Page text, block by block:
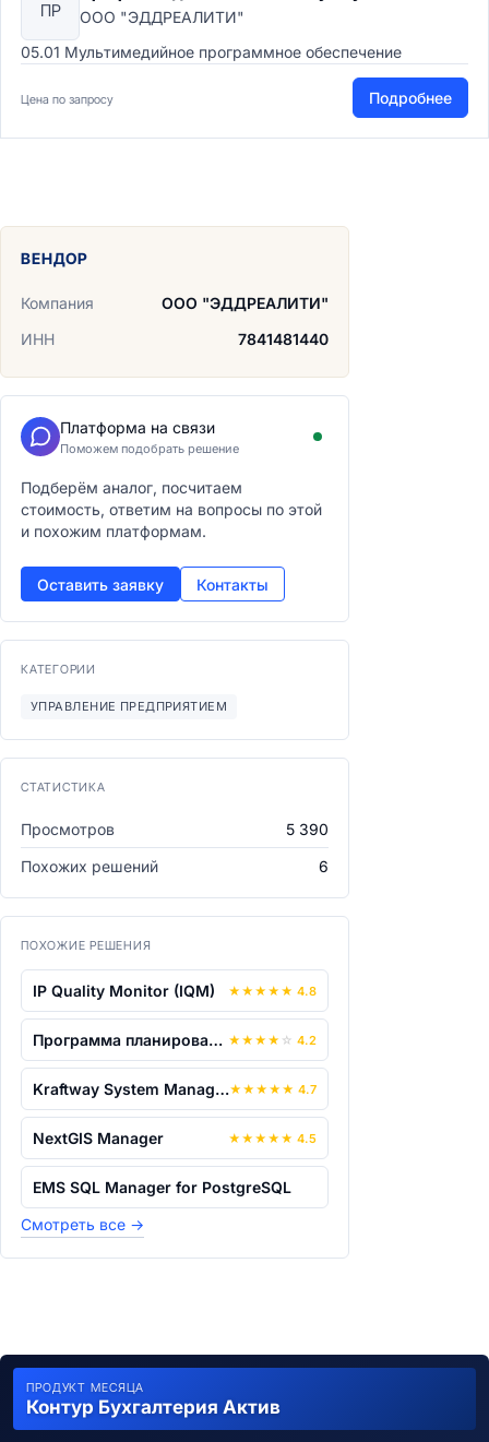
ПР
ООО "ЭДДРЕАЛИТИ"
05.01 Мультимедийное программное обеспечение
Цена по запросу Подробнее
ВЕНДОР
Компания
ООО "ЭДДРЕАЛИТИ"
ИНН
7841481440
Платформа на связи
Поможем подобрать решение
Подберём аналог, посчитаем
стоимость, ответим на вопросы по этой
и похожим платформам.
Оставить заявку Контакты
КАТЕГОРИИ
УПРАВЛЕНИЕ ПРЕДПРИЯТИЕМ
СТАТИСТИКА
Просмотров
5 390
Похожих решений
6
ПОХОЖИЕ РЕШЕНИЯ
IP Quality Monitor (IQM) ★ ★ ★ ★ ★ 4.8
Программа планирования и управления пр... ★ ★ ★ ★ ☆ 4.2
Kraftway System Manager★ ★ ★ ★ ★ 4.7
NextGIS Manager ★ ★ ★ ★ ★ 4.5
EMS SQL Manager for PostgreSQL
Смотреть все →
ПРОДУКТ МЕСЯЦА
Контур Бухгалтерия Актив